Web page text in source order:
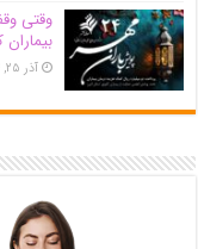
وقتی
آذر ۲۵, ۱۴۰۴